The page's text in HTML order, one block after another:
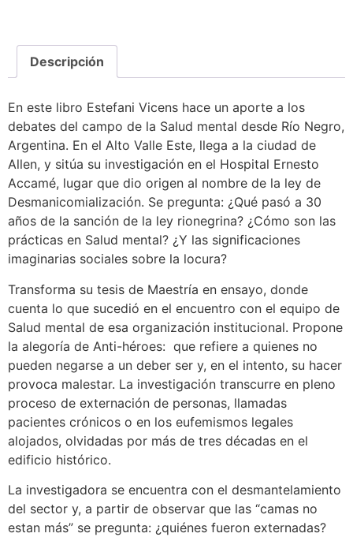
Descripción
En este libro Estefani Vicens hace un aporte a los
debates del campo de la Salud mental desde Río Negro,
Argentina. En el Alto Valle Este, llega a la ciudad de
Allen, y sitúa su investigación en el Hospital Ernesto
Accamé, lugar que dio origen al nombre de la ley de
Desmanicomialización. Se pregunta: ¿Qué pasó a 30
años de la sanción de la ley rionegrina? ¿Cómo son las
prácticas en Salud mental? ¿Y las significaciones
imaginarias sociales sobre la locura?
Transforma su tesis de Maestría en ensayo, donde
cuenta lo que sucedió en el encuentro con el equipo de
Salud mental de esa organización institucional. Propone
la alegoría de Anti-héroes: que refiere a quienes no
pueden negarse a un deber ser y, en el intento, su hacer
provoca malestar. La investigación transcurre en pleno
proceso de externación de personas, llamadas
pacientes crónicos o en los eufemismos legales
alojados, olvidadas por más de tres décadas en el
edificio histórico.
La investigadora se encuentra con el desmantelamiento
del sector y, a partir de observar que las “camas no
estan más” se pregunta: ¿quiénes fueron externadas?